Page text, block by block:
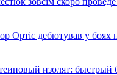
Ортіс дебютував у
изолят: быстрый